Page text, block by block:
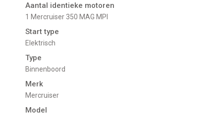
Aantal identieke motoren
1 Mercruiser 350 MAG MPI
Start type
Elektrisch
Type
Binnenboord
Merk
Mercruiser
Model